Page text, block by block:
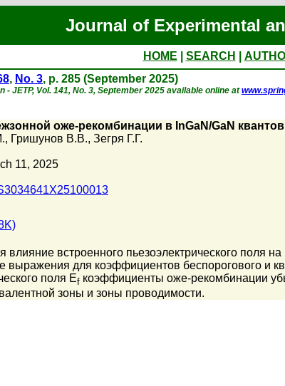
Journal of Experimental
HOME SEARCH
, No. 3, p. 285 (September 2025)
- JETP, Vol. 141, No. 3, September 2025 available online at
оже-рекомбинации в InGaN/GaN
, Гришунов В.В., Зегря Г.Г.
11, 2025
влияние встроенного пьезоэлектрического поля
выражения для коэффициентов беспорогового и
поля Ef коэффициенты оже-рекомбинации
зоны и зоны проводимости.